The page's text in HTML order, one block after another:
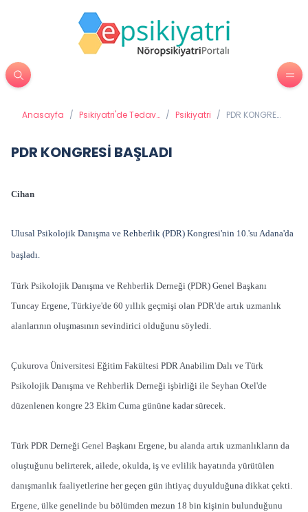
Anasayfa / Psikiyatri'de Tedavi
/ Psikiyatri / PDR KONGRESİ
PDR KONGRESİ BAŞLADI
Cihan
Ulusal Psikolojik Danışma ve Rehberlik (PDR) Kongresi'nin 10.'su Adana'da
başladı.
Türk Psikolojik Danışma ve Rehberlik Derneği (PDR) Genel Başkanı
Tuncay Ergene, Türkiye'de 60 yıllık geçmişi olan PDR'de artık uzmanlık
alanlarının oluşmasının sevindirici olduğunu söyledi.
Çukurova Üniversitesi Eğitim Fakültesi PDR Anabilim Dalı ve Türk
Psikolojik Danışma ve Rehberlik Derneği işbirliği ile Seyhan Otel'de
düzenlenen kongre 23 Ekim Cuma gününe kadar sürecek.
Türk PDR Derneği Genel Başkanı Ergene, bu alanda artık uzmanlıkların da
oluştuğunu belirterek, ailede, okulda, iş ve evlilik hayatında yürütülen
danışmanlık faaliyetlerine her geçen gün ihtiyaç duyulduğuna dikkat çekti.
Ergene, ülke genelinde bu bölümden mezun 18 bin kişinin bulunduğunu